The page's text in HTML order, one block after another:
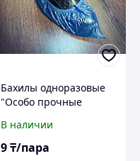
Бахилы одноразовые
"Особо прочные
В наличии
9₸/пара